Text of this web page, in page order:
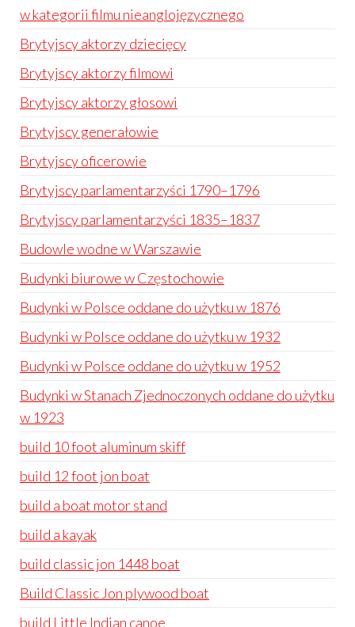
w kategorii filmu nieanglojęzycznego
Brytyjscy aktorzy dziecięcy
Brytyjscy aktorzy filmowi
Brytyjscy aktorzy głosowi
Brytyjscy generałowie
Brytyjscy oficerowie
Brytyjscy parlamentarzyści 1790–1796
Brytyjscy parlamentarzyści 1835–1837
Budowle wodne w Warszawie
Budynki biurowe w Częstochowie
Budynki w Polsce oddane do użytku w 1876
Budynki w Polsce oddane do użytku w 1932
Budynki w Polsce oddane do użytku w 1952
Budynki w Stanach Zjednoczonych oddane do użytku
w 1923
build 10 foot aluminum skiff
build 12 foot jon boat
build a boat motor stand
build a kayak
build classic jon 1448 boat
Build Classic Jon plywood boat
build Little Indian canoe